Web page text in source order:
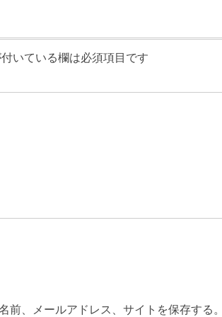
付いている欄は必須項目です
前、メールアドレス、サイトを保存する